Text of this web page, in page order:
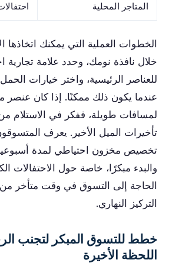
المتاجر المحلية
الخطوات العملية التي يمكنك اتخاذها
خلال نافذة نومك، وحدد علامة تجارية
للعناصر الرئيسية، واختر خيارات
عندما يكون ذلك ممكنًا. إذا كان عنصر
لمسافات طويلة، ففكر في الاستلام
تأخيرات الميل الأخير. يعرف
تخصيص مخزون احتياطي لمدة أسبوعين
والبدء مبكرًا، خاصة حول الاحتفالات
الحاجة إلى التسوق في وقت متأخر
التركيز النهاري.
خطط للتسوق المبكر لتجنب
اللحظة الأخيرة